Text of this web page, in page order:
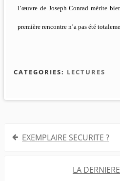
l’œuvre de Joseph Conrad mérite
première rencontre n’a pas été
CATEGORIES: LECTURES
Navigation
EXEMPLAIRE SECURITE ?
LA